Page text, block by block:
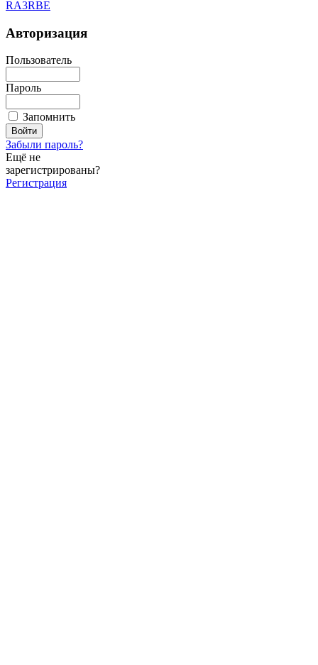
RA3RBE
Авторизация
Пользователь
Пароль
Запомнить
Забыли пароль?
Ещё не
зарегистрированы?
Регистрация